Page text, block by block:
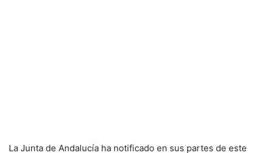
La Junta de Andalucía ha notificado en sus partes de este